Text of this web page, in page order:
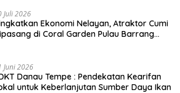
Juli 2026
Ekonomi Nelayan, Atraktor Cumi
di Coral Garden Pulau Barrang
Juni 2026
Danau Tempe : Pendekatan Kearifan
untuk Keberlanjutan Sumber Daya Ikan